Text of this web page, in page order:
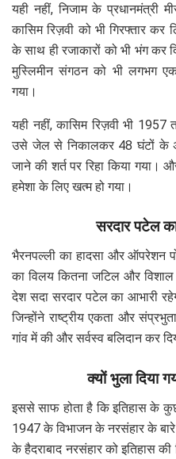
यही नहीं, निजाम के प्रधानमंत्री
कासिम रिज़वी को भी गिरफ्तार कर
के साथ ही रजाकारों को भी भंग कर
मुस्लिमीन संगठन को भी लगभग
गया।
यही नहीं, कासिम रिज़वी भी
उसे जेल से निकालकर 48 घंटों के
जाने की शर्त पर रिहा किया गया।
हमेशा के लिए खत्म हो गया।
सरदार पटेल
भैरनपल्ली का हादसा और ऑपरेशन
का विलय कितना जटिल और
देश सदा सरदार पटेल का आभारी
जिन्होंने राष्ट्रीय एकता और
गांव में की और सर्वस्व बलिदान कर
क्यों भुला दिया
इससे साफ होता है कि इतिहास के
1947 के विभाजन के नरसंहार के
के हैदराबाद नरसंहार को इतिहास की